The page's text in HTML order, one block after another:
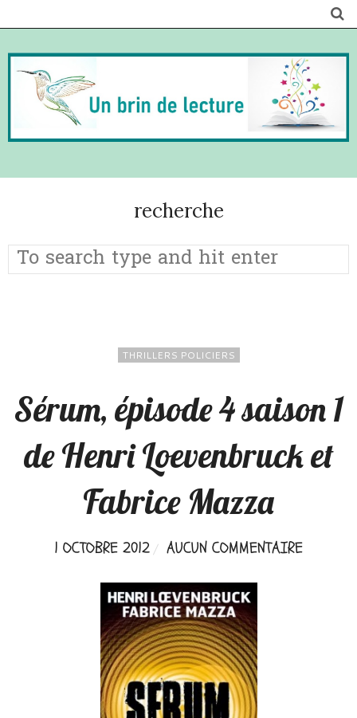
recherche
THRILLERS POLICIERS
Sérum, épisode 4 saison 1
de Henri Loevenbruck et
Fabrice Mazza
1 OCTOBRE 2012 AUCUN COMMENTAIRE